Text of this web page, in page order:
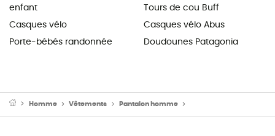
enfant
Casques vélo
Porte-bébés randonnée
Tours de cou Buff
Casques vélo Abus
Doudounes Patagonia
Homme Vêtements Pantalon homme